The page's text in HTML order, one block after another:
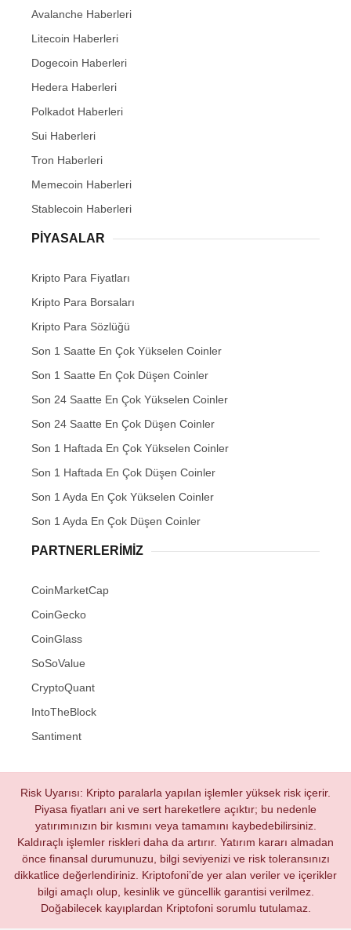
Avalanche Haberleri
Litecoin Haberleri
Dogecoin Haberleri
Hedera Haberleri
Polkadot Haberleri
Sui Haberleri
Tron Haberleri
Memecoin Haberleri
Stablecoin Haberleri
PIYASALAR
Kripto Para Fiyatları
Kripto Para Borsaları
Kripto Para Sözlüğü
Son 1 Saatte En Çok Yükselen Coinler
Son 1 Saatte En Çok Düşen Coinler
Son 24 Saatte En Çok Yükselen Coinler
Son 24 Saatte En Çok Düşen Coinler
Son 1 Haftada En Çok Yükselen Coinler
Son 1 Haftada En Çok Düşen Coinler
Son 1 Ayda En Çok Yükselen Coinler
Son 1 Ayda En Çok Düşen Coinler
PARTNERLERIMIZ
CoinMarketCap
CoinGecko
CoinGlass
SoSoValue
CryptoQuant
IntoTheBlock
Santiment
Risk Uyarısı: Kripto paralarla yapılan işlemler yüksek risk içerir.
Piyasa fiyatları ani ve sert hareketlere açıktır; bu nedenle
yatırımınızın bir kısmını veya tamamını kaybedebilirsiniz.
Kaldıraçlı işlemler riskleri daha da artırır. Yatırım kararı almadan
önce finansal durumunuzu, bilgi seviyenizi ve risk toleransınızı
dikkatlice değerlendiriniz. Kriptofoni’de yer alan veriler ve içerikler
bilgi amaçlı olup, kesinlik ve güncellik garantisi verilmez.
Doğabilecek kayıplardan Kriptofoni sorumlu tutulamaz.